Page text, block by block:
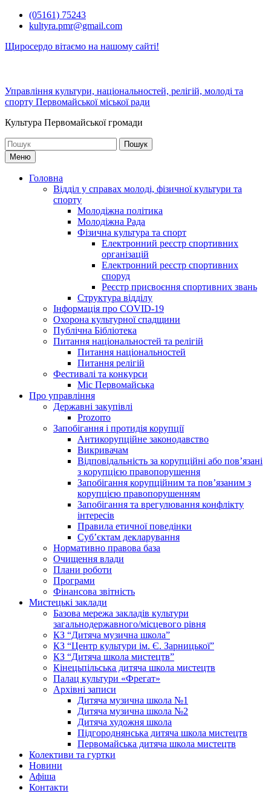
Перейти(05161) 75243
kultyra.pmr@gmail.com
Щиросердо вітаємо на нашому сайті!
Управління культури, національностей, релігій, молоді та
спорту Первомайської міської ради
Культура Первомайcької громади
Шукати:
Меню
Головна
Відділ у справах молоді, фізичної культури та
спорту
Молодіжна політика
Молодіжна Рада
Фізична культура та спорт
Електронний реєстр спортивних
організацій
Електронний реєстр спортивних
споруд
Реєстр присвоєння спортивних звань
Структура відділу
Інформація про COVID-19
Охорона культурної спадщини
Публічна Бібліотека
Питання національностей та релігій
Питання національностей
Питання релігій
Фестивалі та конкурси
Міс Первомайська
Про управління
Державні закупівлі
Prozorro
Запобігання і протидія корупції
Антикорупційне законодавство
Викривачам
Відповідальність за корупційні або пов’язані
з корупцією правопорушення
Запобігання корупційним та пов’язаним з
корупцією правопорушенням
Запобігання та врегулювання конфлікту
інтересів
Правила етичної поведінки
Суб’єктам декларування
Нормативно правова база
Очищення влади
Плани роботи
Програми
Фінансова звітність
Мистецькі заклади
Базова мережа закладів культури
загальнодержавного/місцевого рівня
КЗ “Дитяча музична школа”
КЗ “Центр культури ім. Є. Зарницької”
КЗ “Дитяча школа мистецтв”
Кінецьпільська дитяча школа мистецтв
Палац культури «Фрегат»
Архівні записи
Дитяча музична школа №1
Дитяча музична школа №2
Дитяча художня школа
Підгороднянська дитяча школа мистецтв
Первомайська дитяча школа мистецтв
Колективи та гуртки
Новини
Афіша
Контакти